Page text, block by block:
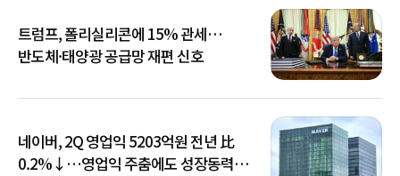
트럼프, 폴리실리콘에 15% 관세…
반도체·태양광 공급망 재편 신호
네이버, 2Q 영업익 5203억원 전년 比
0.2%↓…영업익 주춤에도 성장동력